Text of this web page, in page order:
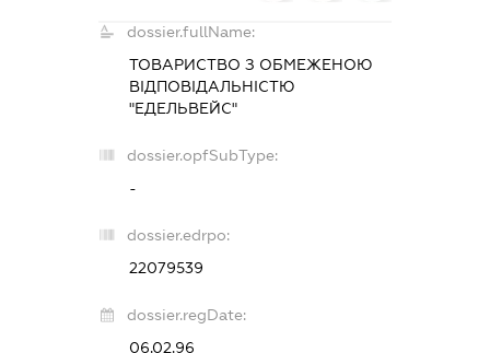
dossier.fullName:
ТОВАРИСТВО З ОБМЕЖЕНОЮ
ВІДПОВІДАЛЬНІСТЮ
"ЕДЕЛЬВЕЙС"
dossier.opfSubType:
-
dossier.edrpo:
22079539
dossier.regDate:
06.02.96